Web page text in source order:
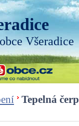
Všeradice
Tepelná